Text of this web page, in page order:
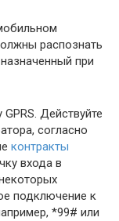
распознать
при
Действуйте
согласно
контракты
входа в
подключение к
*99# или